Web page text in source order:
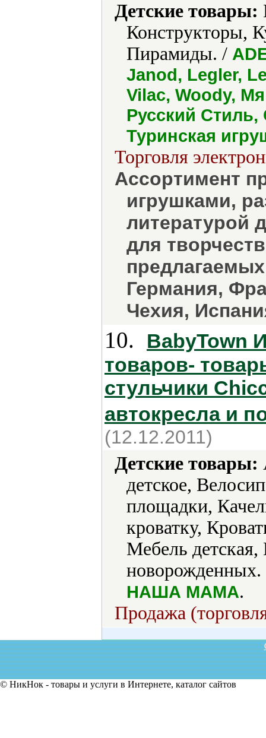
Детские товары:
Конструкторы,
Пирамиды. /
Janod, Legler,
Vilac, Woody,
Русский Стиль,
Туринская
Торговля
Ассортимент
игрушками,
литературой
для
Германия,
Чехия,
10.
BabyTown
товаров-
стульчики
автокресла и
(12.12.2011)
Детские товары:
детское,
площадки,
кроватку,
Мебель
НАША МАМА.
Продажа
© НикНок - товары и услуги в Интернете, каталог сайтов